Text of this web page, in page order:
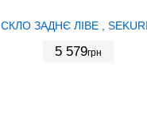
СКЛО ЗАДНЄ ЛІВЕ ,
5 579грн